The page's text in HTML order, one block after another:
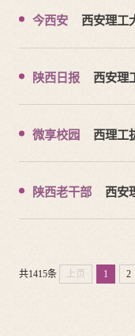
今西安
西安理工
陕西日报
西安理
微享校园
西理工
陕西老干部
西安
共1415条 上页 1 2